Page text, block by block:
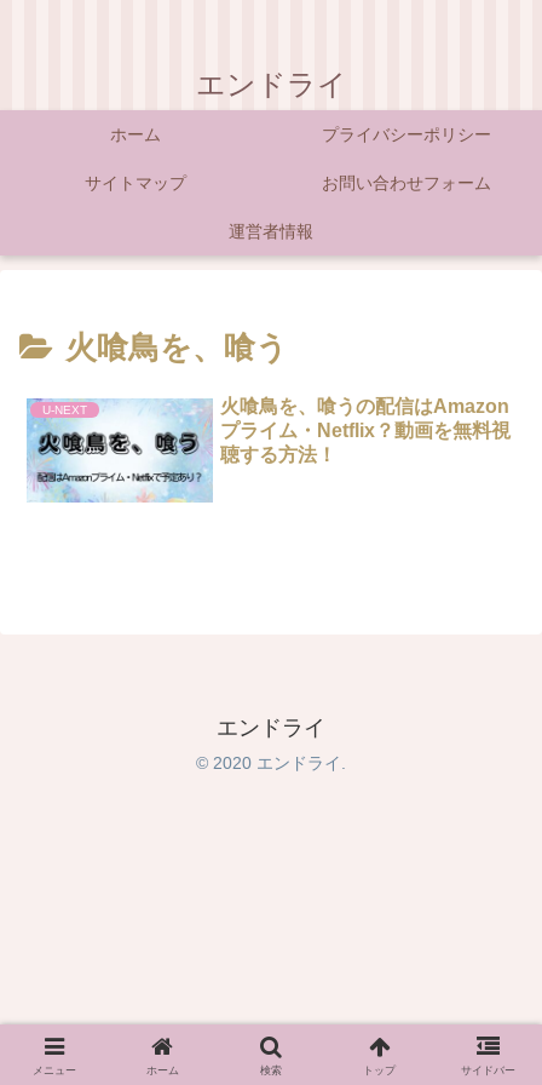
エンドライ
ホーム プライバシーポリシー
サイトマップ お問い合わせフォーム
運営者情報
火喰鳥を、喰う
U-NEXT
火喰鳥を、喰うの配信はAmazon
プライム・Netflix？動画を無料視
聴する方法！
エンドライ
© 2020 エンドライ.
メニュー ホーム 検索 トップ サイドバー